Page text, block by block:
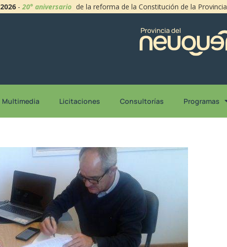
2026 -20° aniversario de la reforma de la Constitución de la
Multimedia Licitaciones Consultorías Programas